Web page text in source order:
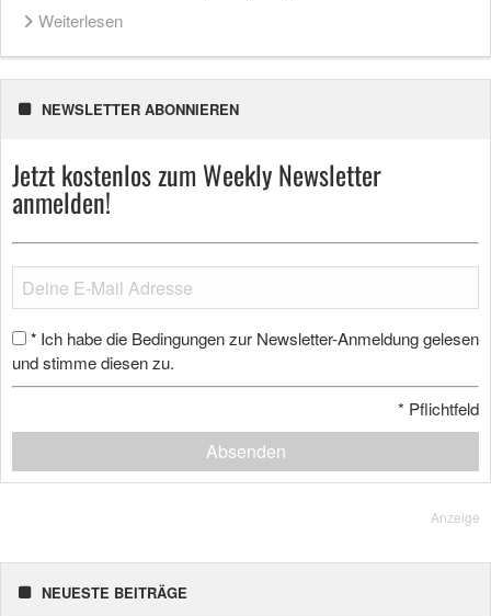
Weiterlesen
NEWSLETTER ABONNIEREN
Jetzt kostenlos zum Weekly Newsletter
anmelden!
* Ich habe die Bedingungen zur Newsletter-Anmeldung gelesen
und stimme diesen zu.
* Pflichtfeld
Absenden
Anzeige
NEUESTE BEITRÄGE